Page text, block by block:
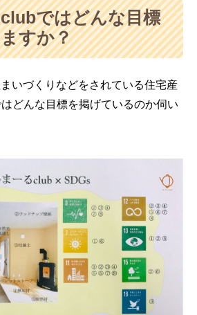
ではどんな目標
すか？
いづくりなどをされている住宅産
はどんな目標を掲げているのか伺い